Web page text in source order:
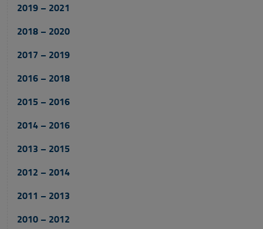
2019 – 2021
2018 – 2020
2017 – 2019
2016 – 2018
2015 – 2016
2014 – 2016
2013 – 2015
2012 – 2014
2011 – 2013
2010 – 2012